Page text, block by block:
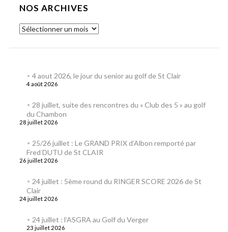
NOS ARCHIVES
4 aout 2026, le jour du senior au golf de St Clair
4 août 2026
28 juillet, suite des rencontres du « Club des 5 » au golf
du Chambon
28 juillet 2026
25/26 juillet : Le GRAND PRIX d’Albon remporté par
Fred DUTU de St CLAIR
26 juillet 2026
24 juillet : 5ème round du RINGER SCORE 2026 de St
Clair
24 juillet 2026
24 juillet : l’ASGRA au Golf du Verger
23 juillet 2026